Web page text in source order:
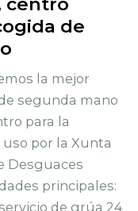
de
la mejor
segunda mano
para la
por la Xunta
Desguaces
principales:
de grúa 24